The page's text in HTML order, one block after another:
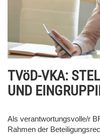
TVöD-VKA:
UND
Als verantwortungsvolle/r
Rahmen der